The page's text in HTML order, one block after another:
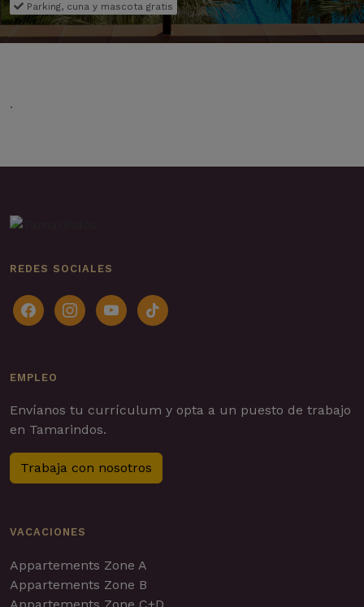
Parking, cuna y mascota gratis
.
REDES SOCIALES
facebookinstagramyoutubetiktok
EMPLEO
Envíanos tu currículum y opta a un puesto de trabajo
en Tamarindos.
Trabaja con nosotros
VACACIONES
Appartements Zone A
Appartements Zone B
Appartements Zone C+D